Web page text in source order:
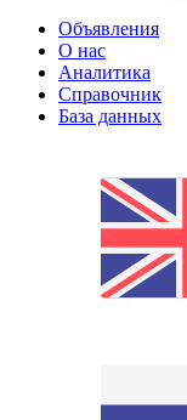
Объявления
О нас
Аналитика
Справочник
База данных